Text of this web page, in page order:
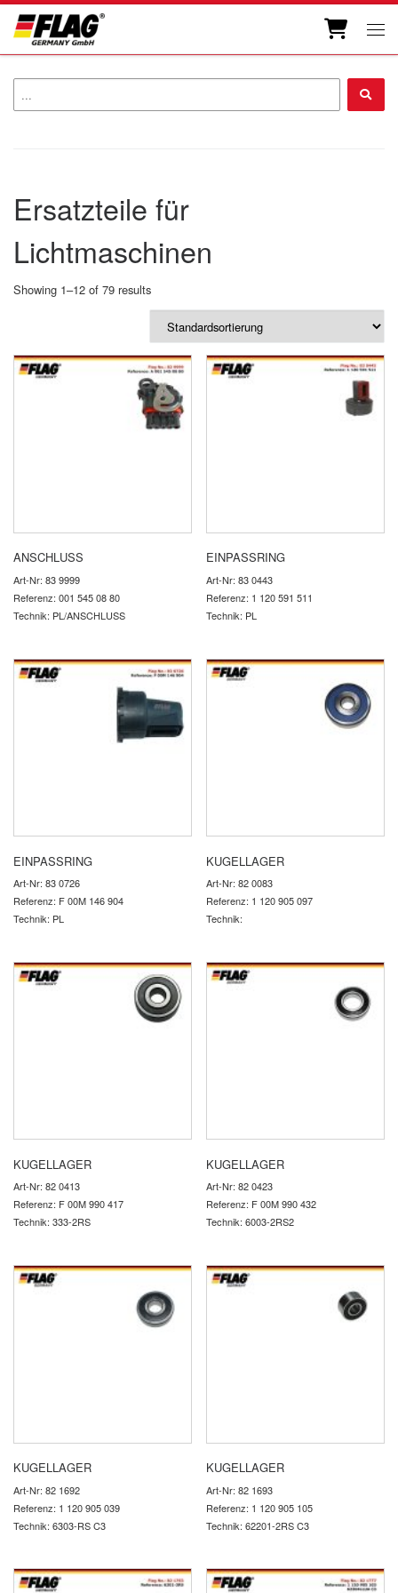
Zum Inhalt springen
Ersatzteile für
Lichtmaschinen
Showing 1–12 of 79 results
ANSCHLUSS
Art-Nr: 83 9999
Referenz: 001 545 08 80
Technik: PL/ANSCHLUSS
EINPASSRING
Art-Nr: 83 0443
Referenz: 1 120 591 511
Technik: PL
EINPASSRING
Art-Nr: 83 0726
Referenz: F 00M 146 904
Technik: PL
KUGELLAGER
Art-Nr: 82 0083
Referenz: 1 120 905 097
Technik:
KUGELLAGER
Art-Nr: 82 0413
Referenz: F 00M 990 417
Technik: 333-2RS
KUGELLAGER
Art-Nr: 82 0423
Referenz: F 00M 990 432
Technik: 6003-2RS2
KUGELLAGER
Art-Nr: 82 1692
Referenz: 1 120 905 039
Technik: 6303-RS C3
KUGELLAGER
Art-Nr: 82 1693
Referenz: 1 120 905 105
Technik: 62201-2RS C3